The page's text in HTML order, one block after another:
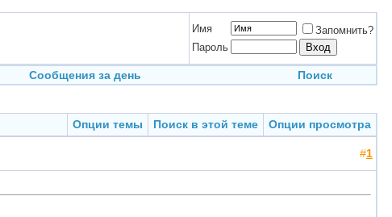
Имя
Запомнить?
Пароль
Сообщения за день Поиск
Опции темы Поиск в этой теме
Опции просмотра
#1